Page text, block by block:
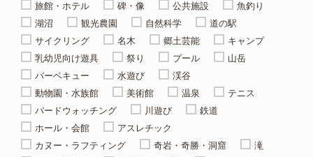
旅館・ホテル
碑・像 公共施設
魚釣り
湖沼
観光農園 自然科学
道の駅
サイクリング
名木 郷土芸能
キャンプ
乳幼児向け遊具
祭り プール
山岳
バーベキュー
水遊び
渓谷
動物園・水族館
美術館 温泉
テニス
バードウォッチング
川遊び
鉄道
ホール・会館
アスレチック
カヌー・ラフティング
奇岩・奇勝・洞窟
滝